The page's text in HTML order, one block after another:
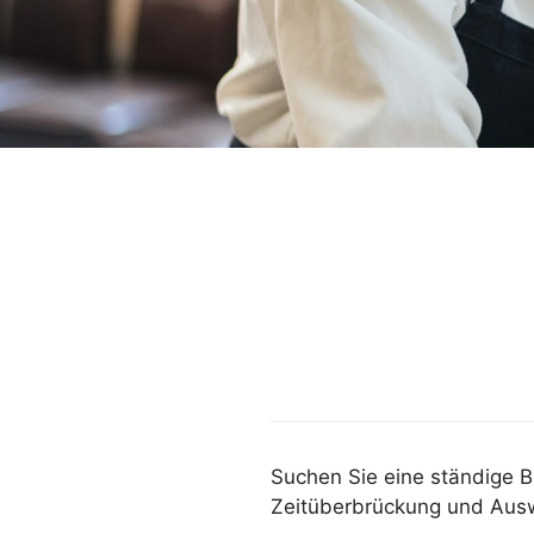
Suchen Sie eine ständige
Zeitüberbrückung und